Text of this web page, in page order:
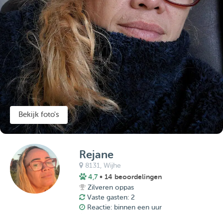
Bekijk foto's
Rejane
8131,Wijhe
4,7 • 14 beoordelingen
Zilveren oppas
Vaste gasten: 2
Reactie: binnen een uur